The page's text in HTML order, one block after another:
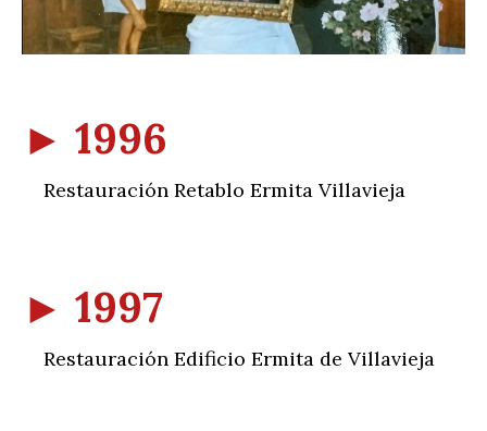
► 1996
Restauración Retablo Ermita Villavieja
► 1997
Restauración Edificio Ermita de Villavieja